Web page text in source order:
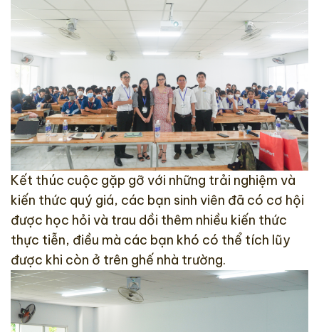
Kết thúc cuộc gặp gỡ với những trải nghiệm và
kiến thức quý giá, các bạn sinh viên đã có cơ hội
được học hỏi và trau dồi thêm nhiều kiến thức
thực tiễn, điều mà các bạn khó có thể tích lũy
được khi còn ở trên ghế nhà trường.